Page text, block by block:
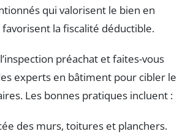
qui valorisent le bien en
la fiscalité déductible.
préachat et faites-vous
experts en bâtiment pour cibler
Les bonnes pratiques incluent :
des murs, toitures et planchers.